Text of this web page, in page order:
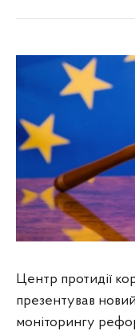
Центр протидії
презентував
моніторингу